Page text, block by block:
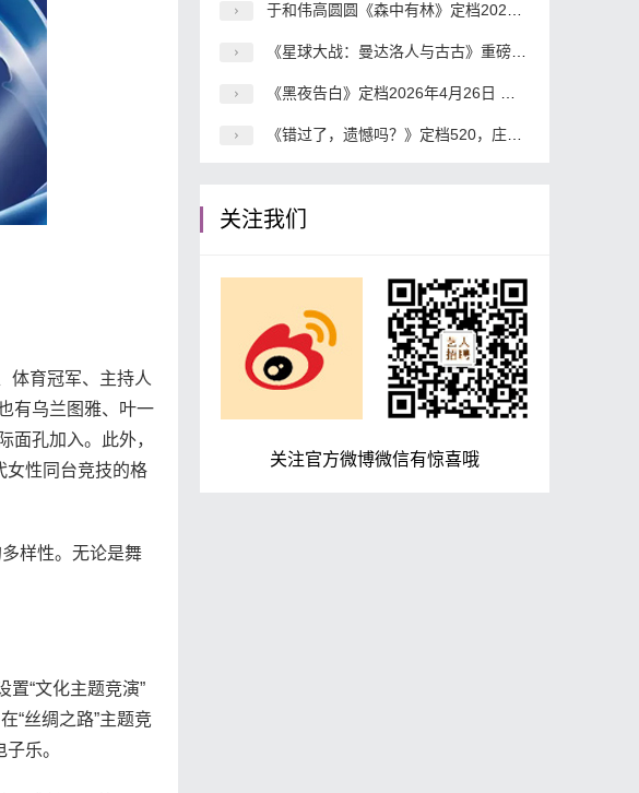
体育冠军、主持人
有乌兰图雅、叶一
面孔加入。此外，
女性同台竞技的格
样性。无论是舞
“文化主题竞演”
“丝绸之路”主题竞
乐。
于和伟高圆圆《森中有林》定档2026年五一档 东北小人物命运史诗震撼来袭
《星球大战：曼达洛人与古古》重磅定档2026年5月
《黑夜告白》定档2026年4月26日 潘粤明王鹤棣搭档破解18年电梯悬案
《错过了，遗憾吗？》定档520，庄达菲王安宇领衔演绎青春爱情喜剧
关注我们
关注官方微博微信有惊喜哦